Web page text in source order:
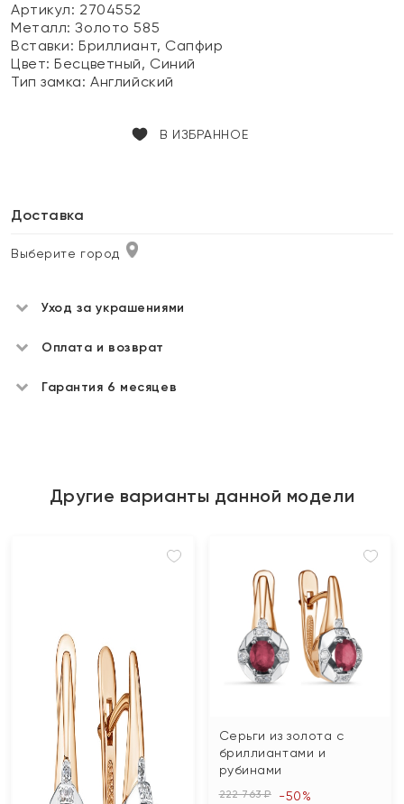
Артикул: 2704552
Металл:Золото 585
Вставки:Бриллиант, Сапфир
Цвет:Бесцветный, Синий
Тип замка:Английский
В ИЗБРАННОЕ
Доставка
Выберите город
Уход за украшениями
Оплата и возврат
Гарантия 6 месяцев
Другие варианты данной модели
Серьги из золота с
бриллиантами и
рубинами
222 763 ₽ -50%